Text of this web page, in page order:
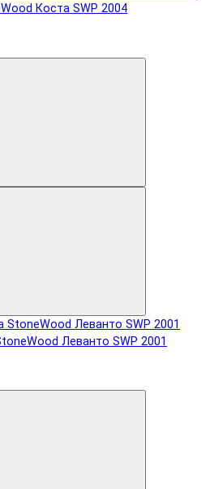
Коста SWP 2004
Леванто SWP 2001